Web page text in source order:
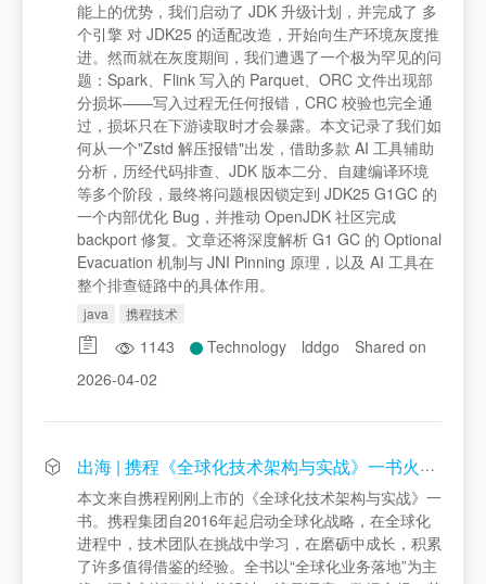
能上的优势，我们启动了 JDK 升级计划，并完成了 多
个引擎 对 JDK25 的适配改造，开始向生产环境灰度推
进。然而就在灰度期间，我们遭遇了一个极为罕见的问
题：Spark、Flink 写入的 Parquet、ORC 文件出现部
分损坏——写入过程无任何报错，CRC 校验也完全通
过，损坏只在下游读取时才会暴露。本文记录了我们如
何从一个"Zstd 解压报错"出发，借助多款 AI 工具辅助
分析，历经代码排查、JDK 版本二分、自建编译环境
等多个阶段，最终将问题根因锁定到 JDK25 G1GC 的
一个内部优化 Bug，并推动 OpenJDK 社区完成
backport 修复。文章还将深度解析 G1 GC 的 Optional
Evacuation 机制与 JNI Pinning 原理，以及 AI 工具在
整个排查链路中的具体作用。
java 携程技术
1143 Technology lddgo
Shared on
2026-04-02
出海 | 携程《全球化技术架构与实战》一书火爆上市，看全球流量调度“最强大脑” UCS 如何破解合规与高可用难题
本文来自携程刚刚上市的《全球化技术架构与实战》一
书。携程集团自2016年起启动全球化战略，在全球化
进程中，技术团队在挑战中学习，在磨砺中成长，积累
了许多值得借鉴的经验。全书以“全球化业务落地”为主